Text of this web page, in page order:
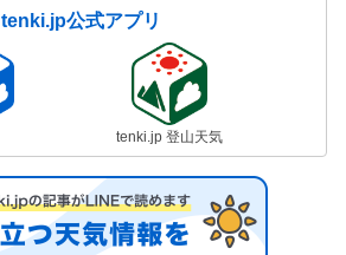
tenki.jp公式アプリ
tenki.jp 登山天気